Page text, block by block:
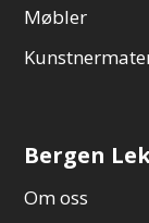
Møbler
Bergen
Om oss